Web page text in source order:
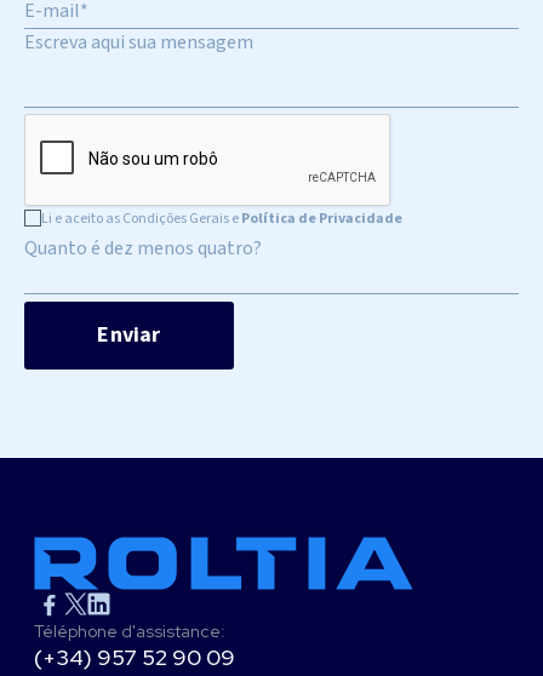
Li e aceito as Condições Gerais ePolítica de Privacidade
Quanto é dez menos quatro?
Téléphone d'assistance:
(+34) 957 52 90 09